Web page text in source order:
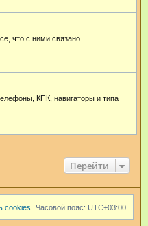
что с ними связано.
КПК, навигаторы и типа
Перейти
Часовой пояс: UTC+03:00
cookies